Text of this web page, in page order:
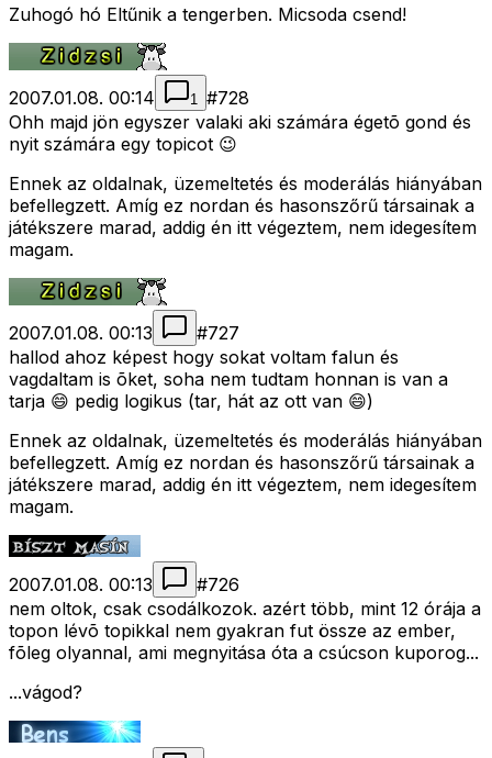
Zuhogó hó Eltűnik a tengerben. Micsoda csend!
2007.01.08. 00:14 1 #728
Ohh majd jön egyszer valaki aki számára égetõ gond és
nyit számára egy topicot 😉
Ennek az oldalnak, üzemeltetés és moderálás hiányában
befellegzett. Amíg ez nordan és hasonszőrű társainak a
játékszere marad, addig én itt végeztem, nem idegesítem
magam.
2007.01.08. 00:13 #727
hallod ahoz képest hogy sokat voltam falun és
vagdaltam is õket, soha nem tudtam honnan is van a
tarja 😄 pedig logikus (tar, hát az ott van 😄)
Ennek az oldalnak, üzemeltetés és moderálás hiányában
befellegzett. Amíg ez nordan és hasonszőrű társainak a
játékszere marad, addig én itt végeztem, nem idegesítem
magam.
2007.01.08. 00:13 #726
nem oltok, csak csodálkozok. azért több, mint 12 órája a
topon lévõ topikkal nem gyakran fut össze az ember,
fõleg olyannal, ami megnyitása óta a csúcson kuporog...
...vágod?